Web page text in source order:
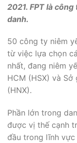
2021. FPT là
danh.
50 công ty niêm
từ việc lựa chọn
nhất, đang niêm
HCM (HSX) và
(HNX).
Phần lớn trong
được vị thế cạnh
đầu trong lĩnh